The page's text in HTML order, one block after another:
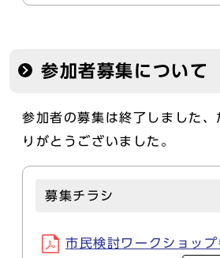
参加者募集について
参加者の募集は終了しました、
りがとうございました。
募集チラシ
市民検討ワークショップ